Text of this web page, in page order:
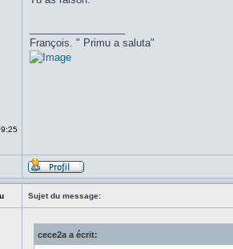
François. " Primu a saluta"
Sujet du message:
cece2a a écrit: